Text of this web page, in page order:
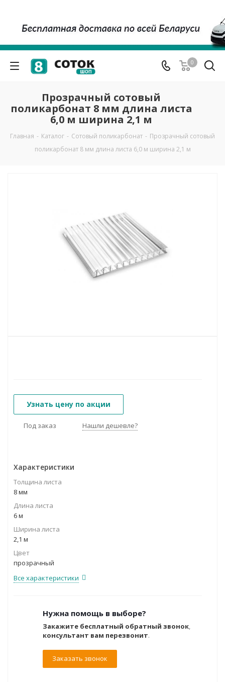
0
Прозрачный сотовый
поликарбонат 8 мм длина листа
6,0 м ширина 2,1 м
Главная - Каталог - Сотовый поликарбонат - Прозрачный сотовый
поликарбонат 8 мм длина листа 6,0 м ширина 2,1 м
Узнать цену по акции
Под заказ Нашли дешевле?
Характеристики
Толщина листа
8 мм
Длина листа
6 м
Ширина листа
2,1 м
Цвет
прозрачный
Все характеристики
Нужна помощь в выборе?
Закажите бесплатный обратный звонок,
консультант вам перезвонит.
Заказать звонок